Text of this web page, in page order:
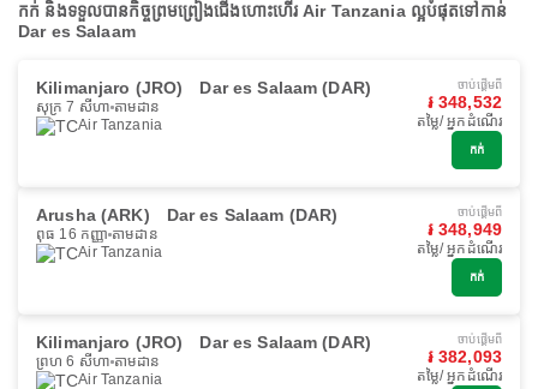
កក់ និងទទួលបានកិច្ចព្រមព្រៀងជើងហោះហើរ Air Tanzania ល្អបំផុតទៅកាន់
Dar es Salaam
Kilimanjaro (JRO) Dar es Salaam (DAR)
សុក្រ 7 សីហា តាមដាន
Air Tanzania
ចាប់ផ្ដើមពី
៛ 348,532
តម្លៃ/ អ្នកដំណើរ
កក់
Arusha (ARK) Dar es Salaam (DAR)
ពុធ 16 កញ្ញា តាមដាន
Air Tanzania
ចាប់ផ្ដើមពី
៛ 348,949
តម្លៃ/ អ្នកដំណើរ
កក់
Kilimanjaro (JRO) Dar es Salaam (DAR)
ព្រហ 6 សីហា តាមដាន
Air Tanzania
ចាប់ផ្ដើមពី
៛ 382,093
តម្លៃ/ អ្នកដំណើរ